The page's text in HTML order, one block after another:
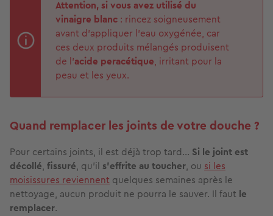
Attention,si vous avez utilisé du
vinaigre blanc : rincez soigneusement
avant d'appliquer l'eau oxygénée, car
ces deux produits mélangés produisent
de l'acide peracétique, irritant pour la
peau et les yeux.
Quand remplacer les joints de votre douche ?
Pour certains joints, il est déjà trop tard… Si le joint est
décollé, fissuré, qu'il s'effrite au toucher, ou si les
moisissures reviennent quelques semaines après le
nettoyage, aucun produit ne pourra le sauver. Il faut le
remplacer.